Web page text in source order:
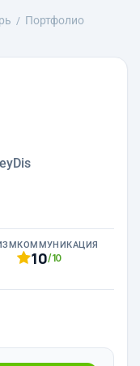
Портфолио
КОММУНИКАЦИЯ
10/10